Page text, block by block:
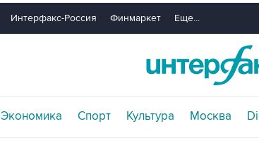
Интерфакс-Россия Финмаркет Еще...
Экономика Спорт Культура Москва